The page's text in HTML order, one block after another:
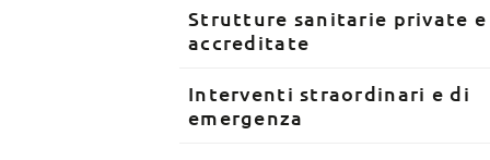
Strutture sanitarie private e
accreditate
Interventi straordinari e di
emergenza